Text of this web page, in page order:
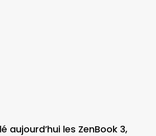
aujourd’hui les ZenBook 3,